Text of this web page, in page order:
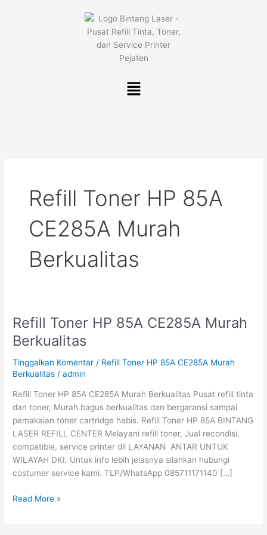
Menu
Refill Toner HP 85A
CE285A Murah
Berkualitas
Refill Toner HP 85A CE285A Murah
Berkualitas
Tinggalkan Komentar / Refill Toner HP 85A CE285A Murah
Berkualitas /admin
Refill Toner HP 85A CE285A Murah Berkualitas Pusat refill tinta
dan toner, Murah bagus berkualitas dan bergaransi sampai
pemakaian toner cartridge habis. Refill Toner HP 85A BINTANG
LASER REFILL CENTER Melayani refill toner, Jual recondisi,
compatible, service printer dll LAYANAN ANTAR UNTUK
WILAYAH DKI. Untuk info lebih jelasnya silahkan hubungi
costumer service kami. TLP/WhatsApp 085711171140 […]
Refill
Toner
HP
85A
CE285A
Berkualitas
Read More »